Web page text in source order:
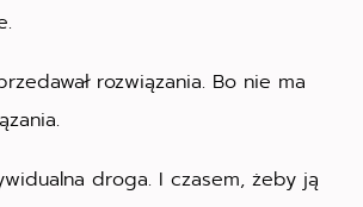
rozwiązania. Bo nie ma
droga. I czasem, żeby ją